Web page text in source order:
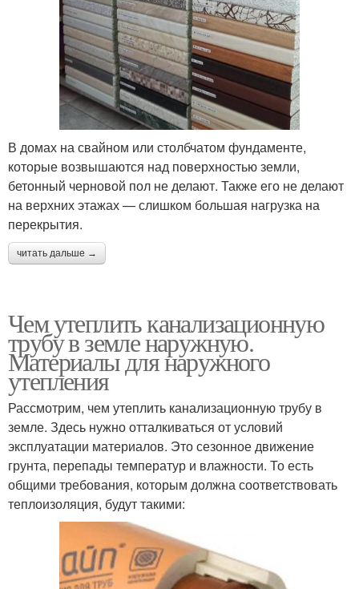
В домах на свайном или столбчатом фундаменте,
которые возвышаются над поверхностью земли,
бетонный черновой пол не делают. Также его не делают
на верхних этажах — слишком большая нагрузка на
перекрытия.
читать дальше →
Чем утеплить канализационную
трубу в земле наружную.
Материалы для наружного
утепления
Рассмотрим, чем утеплить канализационную трубу в
земле. Здесь нужно отталкиваться от условий
эксплуатации материалов. Это сезонное движение
грунта, перепады температур и влажности. То есть
общими требования, которым должна соответствовать
теплоизоляция, будут такими: